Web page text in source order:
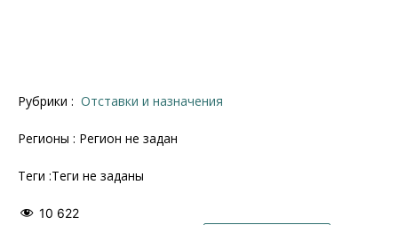
Рубрики : Отставки и назначения
Регионы : Регион не задан
Теги :Теги не заданы
10 622